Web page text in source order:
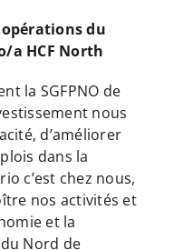
du
a HCF North
la SGFPNO de
nous
d’améliorer
dans la
c’est chez nous,
nos activités et
et la
Nord de